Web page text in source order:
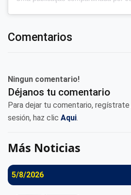
Comentarios
Ningun comentario!
Déjanos tu comentario
Para dejar tu comentario, regístrate
sesión, haz clic Aqui.
Más Noticias
5/8/2026